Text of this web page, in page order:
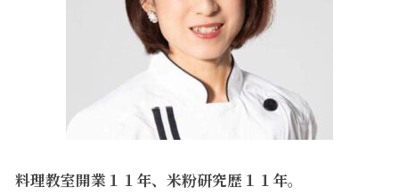
料理教室開業１１年、米粉研究歴１１年。